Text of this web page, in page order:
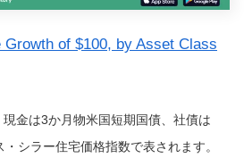
of $100, by Asset Class
金は3か月物米国短期国債、社債は
シラー住宅価格指数で表されます。